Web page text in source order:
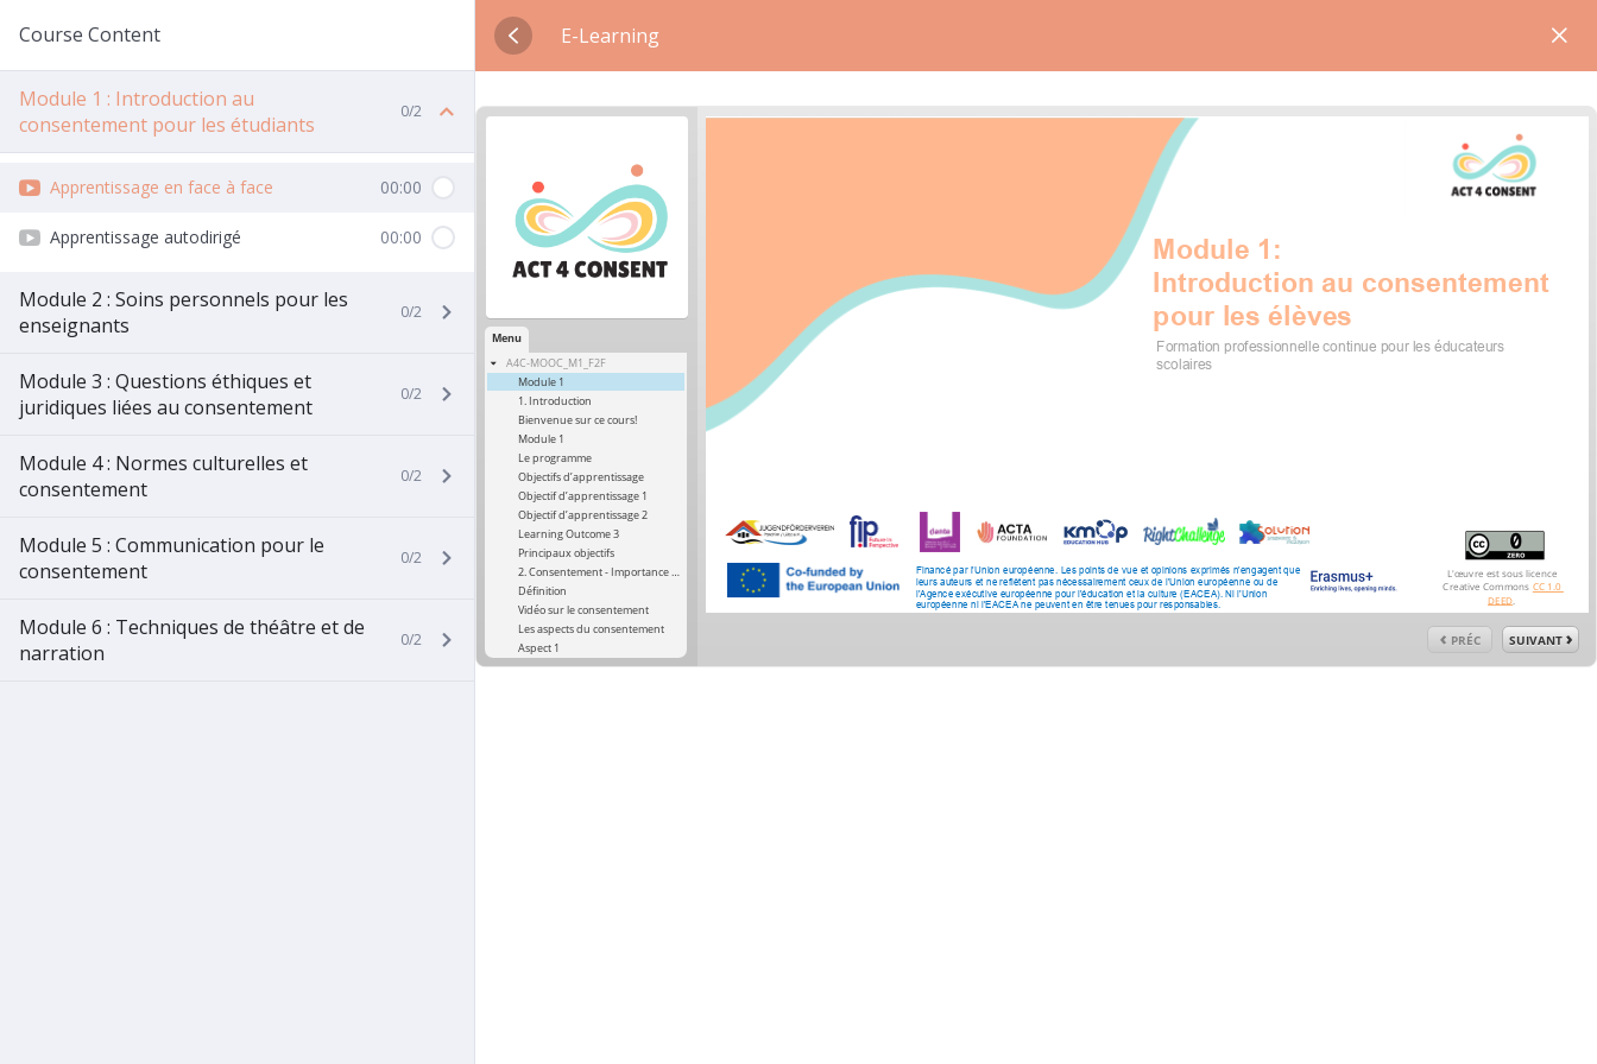
Course Content
Module 1 : Introduction au
consentement pour les étudiants
0/2
Apprentissage en face à face 00:00
Apprentissage autodirigé 00:00
Module 2 : Soins personnels pour les
enseignants
0/2
Module 3 : Questions éthiques et
juridiques liées au consentement
0/2
Module 4 : Normes culturelles et
consentement
0/2
Module 5 : Communication pour le
consentement
0/2
Module 6 : Techniques de théâtre et de
narration
0/2
E-Learning